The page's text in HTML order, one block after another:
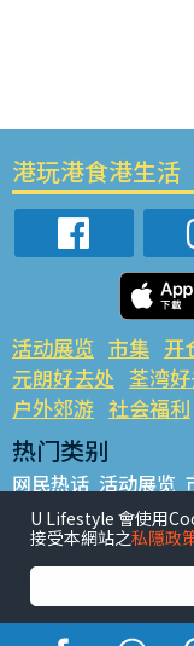
港玩港食港生活
活动展览 市集 开
元朗好去处 荃湾
户外郊游 社会福利
热门类别
网民热话 活动展览
铜锣湾好去处 元朗
餐厅情报 户外郊游
热门标签
#UGO揾好去处 #人
U Lifestyle 會使用
接受本網站之私隱政